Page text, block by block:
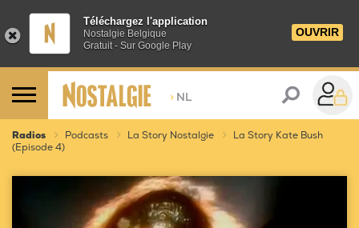
Téléchargez l'application
Nostalgie Belgique
Gratuit - Sur Google Play
OUVRIR
> NL
Radios Podcasts La Story Nostalgie
La Story Kate Bush
(Episode 4)